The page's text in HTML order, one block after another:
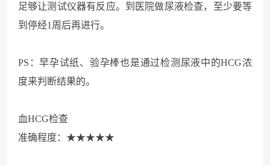
足够让测试仪器有反应。到医院做尿液检查，至少要等
到停经1周后再进行。
PS：早孕试纸、验孕棒也是通过检测尿液中的HCG浓
度来判断结果的。
血HCG检查
准确程度：★★★★★